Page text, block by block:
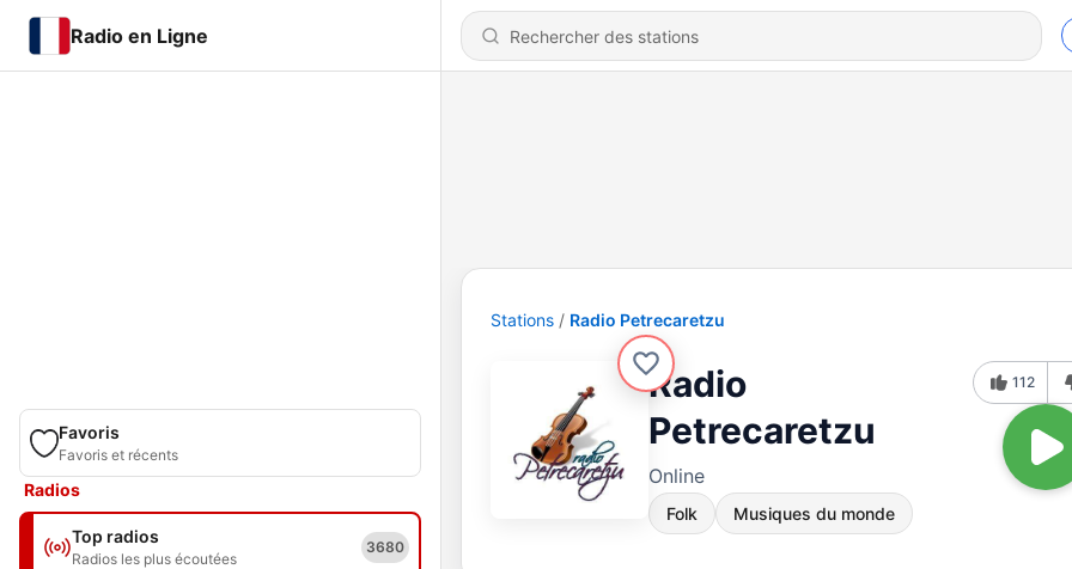
Radio en Ligne
Favoris
Favoris et récents
Radios
Top radios
Radios les plus écoutées
3680
Stations Radio Petrecaretzu
Radio
Petrecaretzu
Online
Folk Musiques du monde
112